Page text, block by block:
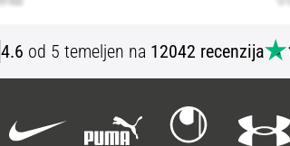
4.6 od 5 temeljen na 12042 recenzija